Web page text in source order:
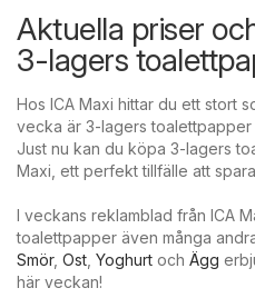
Aktuella priser
3-lagers
Hos ICA Maxi hittar du ett stort
vecka är 3-lagers toalettpapper
Just nu kan du köpa 3-lagers
Maxi, ett perfekt tillfälle att
I veckans reklamblad från ICA
toalettpapper även många
Smör, Ost Yoghurt och Ägg
här veckan!